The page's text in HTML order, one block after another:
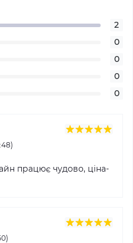
2
0
0
0
0
працює чудово, ціна-